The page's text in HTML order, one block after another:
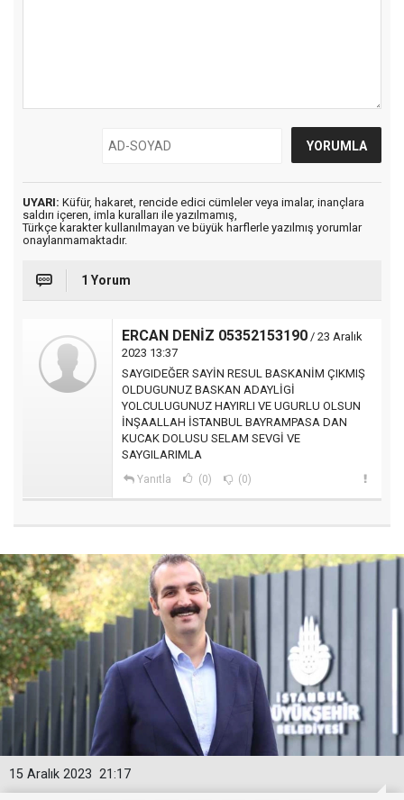
UYARI: Küfür, hakaret, rencide edici cümleler veya imalar, inançlara
saldırı içeren, imla kuralları ile yazılmamış,
Türkçe karakter kullanılmayan ve büyük harflerle yazılmış yorumlar
onaylanmamaktadır.
1 Yorum
ERCAN DENİZ 05352153190 / 23 Aralık
2023 13:37
SAYGIDEĞER SAYİN RESUL BASKANİM ÇIKMIŞ
OLDUGUNUZ BASKAN ADAYLİGİ
YOLCULUGUNUZ HAYIRLI VE UGURLU OLSUN
İNŞAALLAH İSTANBUL BAYRAMPASA DAN
KUCAK DOLUSU SELAM SEVGİ VE
SAYGILARIMLA
Yanıtla (0) (0)
21:17
15 Aralık 2023